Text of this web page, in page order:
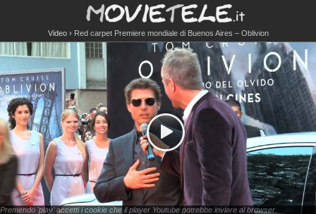
Video Red carpet Premiere mondiale di Buenos Aires – Oblivion
Premendo 'play' accetti i cookie che il player Youtube potrebbe inviare al browser.